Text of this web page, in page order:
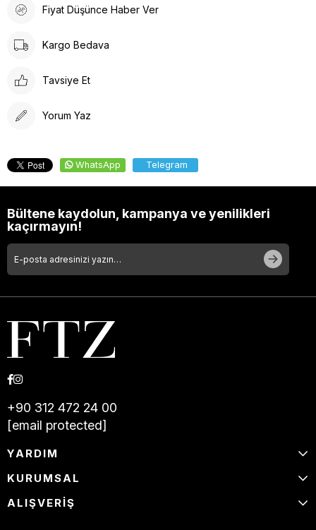
Fiyat Düşünce Haber Ver
Kargo Bedava
Tavsiye Et
Yorum Yaz
WhatsApp Telegram
Bültene kaydolun, kampanya ve yenilikleri
kaçırmayın!
+90 312 472 24 00
[email protected]
YARDIM
KURUMSAL
ALIŞVERİŞ